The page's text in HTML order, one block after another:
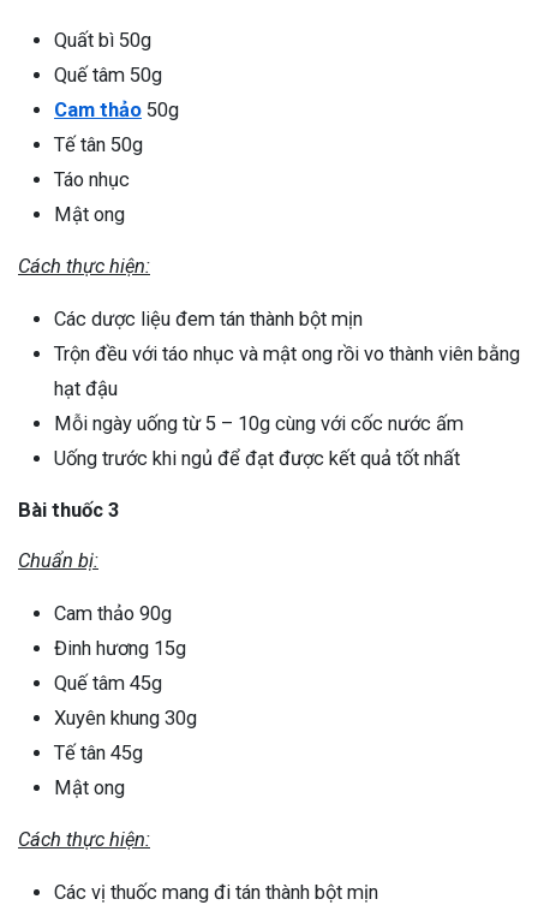
Quất bì 50g
Quế tâm 50g
Cam thảo 50g
Tế tân 50g
Táo nhục
Mật ong
Cách thực hiện:
Các dược liệu đem tán thành bột mịn
Trộn đều với táo nhục và mật ong rồi vo thành viên bằng
hạt đậu
Mỗi ngày uống từ 5 – 10g cùng với cốc nước ấm
Uống trước khi ngủ để đạt được kết quả tốt nhất
Bài thuốc 3
Chuẩn bị:
Cam thảo 90g
Đinh hương 15g
Quế tâm 45g
Xuyên khung 30g
Tế tân 45g
Mật ong
Cách thực hiện:
Các vị thuốc mang đi tán thành bột mịn